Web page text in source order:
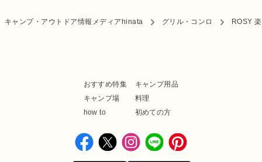
キャンプ・アウトドア情報メディアhinata グリル・コンロ ROSY
おすすめ特集
キャンプ用品
キャンプ場
料理
how to
初めての方